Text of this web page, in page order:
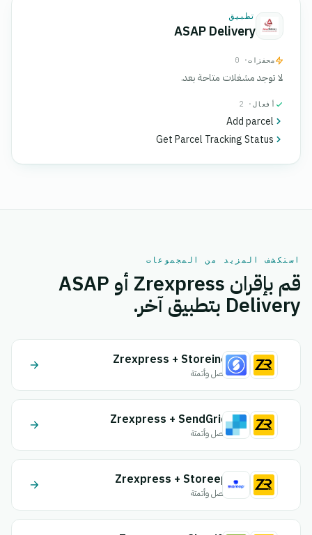
تطبيق
ASAP Delivery
محفزات· 0
لا توجد مشغلات متاحة بعد.
أفعال · 2
Add parcel
Get Parcel Tracking Status
استكشف المزيد من المجموعات
قم بإقران Zrexpress أو ASAP
Delivery بتطبيق آخر.
Zrexpress + Storeino
اتصل وأتمتة
Zrexpress + SendGrid
اتصل وأتمتة
Zrexpress + Storeep
اتصل وأتمتة